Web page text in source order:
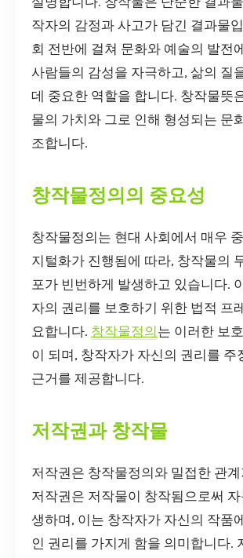
작자의 감정과 사고가 담긴 결과물
회 전반에 걸쳐 문화와 예술의 발전
사람들의 감성을 자극하고, 삶의 질
데 중요한 역할을 합니다. 창작물뜻
물의 가치와 그로 인해 형성되는 문
조합니다.
창작물정의의 중요성
창작물정의는 현대 사회에서 매우
지털화가 진행됨에 따라, 창작물의
포가 빈번하게 발생하고 있습니다.
자의 권리를 보호하기 위한 법적 프
요합니다. 창작물정의 는 이러한 보
이 되며, 창작자가 자신의 권리를 주
근거를 제공합니다.
저작권과 창작물
저작권은 창작물정의와 밀접한 관
저작권은 저작물이 창작됨으로써
생하며, 이는 창작자가 자신의 작품
인 권리를 가지게 함을 의미합니다.